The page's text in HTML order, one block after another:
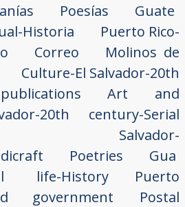
Poesías
Guate
Historia
Puerto Rico-
Correo
Molinos de
Culture-El Salvador-20th
Art and
20th century-Serial
Salvador-
Poetries
Gua
life-History
Puerto
government
Postal